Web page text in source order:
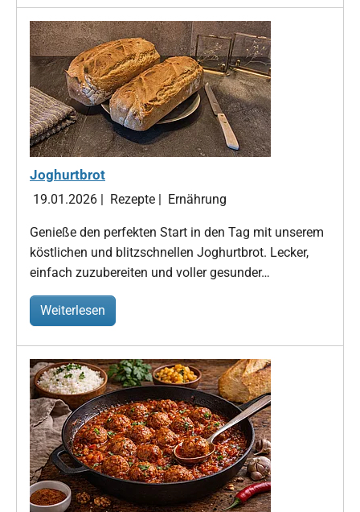
Joghurtbrot
19.01.2026 | Rezepte | Ernährung
Genieße den perfekten Start in den Tag mit unserem
köstlichen und blitzschnellen Joghurtbrot. Lecker,
einfach zuzubereiten und voller gesunder…
Weiterlesen